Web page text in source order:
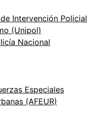
Intervención Policial
(Unipol)
Nacional
Especiales
(AFEUR)